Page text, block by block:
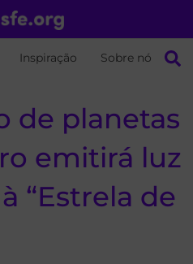
Inspiração Sobre nós
de planetas
emitirá luz
“Estrela de